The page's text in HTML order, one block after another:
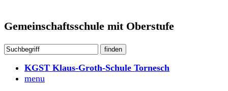
Gemeinschaftsschule mit Oberstufe
KGST Klaus-Groth-Schule Tornesch
menu